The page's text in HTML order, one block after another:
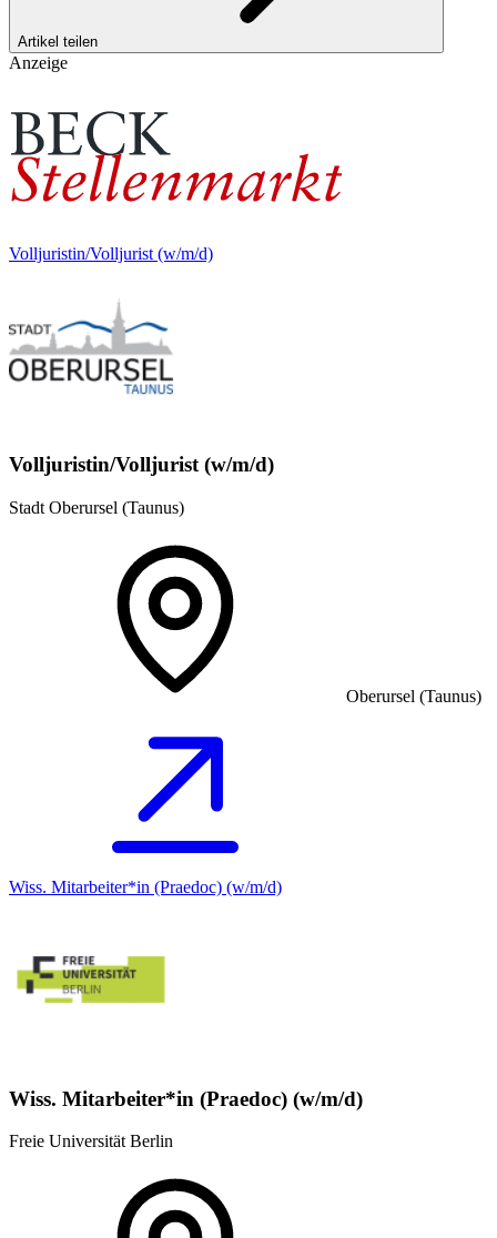
Artikel teilen
Anzeige
Volljuristin/Volljurist (w/m/d)
Volljuristin/Volljurist (w/m/d)
Stadt Oberursel (Taunus)
Oberursel (Taunus)
Wiss. Mitarbeiter*in (Praedoc) (w/m/d)
Wiss. Mitarbeiter*in (Praedoc) (w/m/d)
Freie Universität Berlin